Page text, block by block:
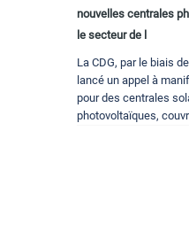
nouvelles centrales
le secteur de l
La CDG, par le biais
lancé un appel à
pour des centrales
photovoltaïques,